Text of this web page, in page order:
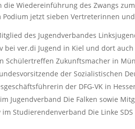
die Wiedereinführung des Zwangs
Podium jetzt sieben Vertreterinnen
des Jugendverbandes
bei ver.di Jugend in Kiel und dort
Schülertreffen Zukunftsmacher in
der Sozialistischen
der DFG-VK in
Jugendverband Die Falken sowie
im Studierendenverband Die Linke